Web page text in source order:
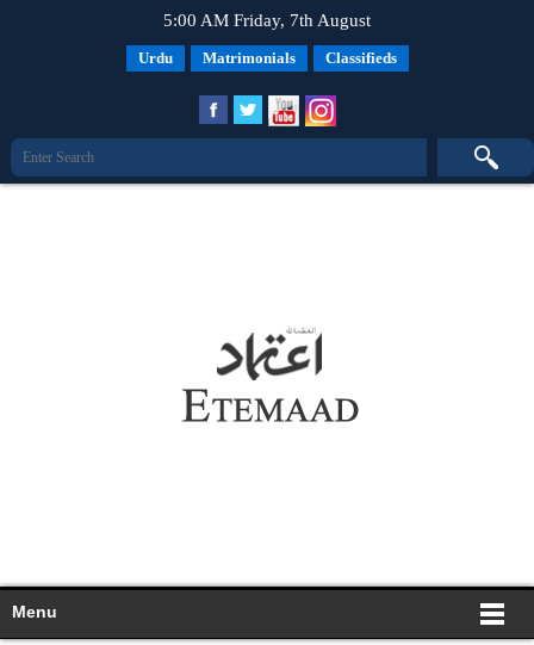
5:00 AM Friday, 7th August
Urdu Matrimonials Classifieds
Menu